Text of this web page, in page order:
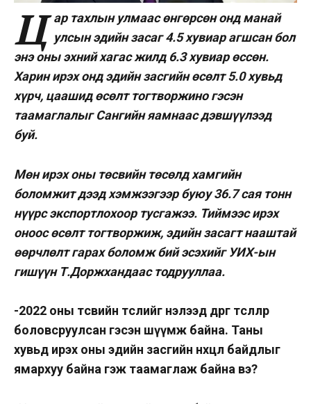
Ц ар тахлын улмаас өнгөрсөн онд манай
улсын эдийн засаг 4.5 хувиар агшсан бол
энэ оны эхний хагас жилд 6.3 хувиар өссөн.
Харин ирэх онд эдийн засгийн өсөлт 5.0 хувьд
хүрч, цаашид өсөлт тогтворжино гэсэн
таамаглалыг Сангийн яамнаас дэвшүүлээд
буй.
Мөн ирэх оны төсвийн төсөлд хамгийн
боломжит дээд хэмжээгээр буюу 36.7 сая тонн
нүүрс экспортлохоор тусгажээ. Тиймээс ирэх
оноос өсөлт тогтворжиж, эдийн засагт нааштай
өөрчлөлт гарах боломж бий эсэхийг УИХ-ын
гишүүн Т.Доржхандаас тодрууллаа.
-2022 оны төсвийн төслийг нэлээд өөдрөг төсөөллөөр
боловсруулсан гэсэн шүүмж байна. Таны
хувьд ирэх оны эдийн засгийн нөхцөл байдлыг
ямархуу байна гэж таамаглаж байна вэ?